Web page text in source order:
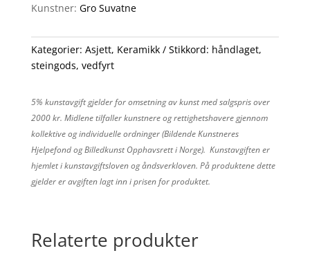
Kunstner: Gro Suvatne
Kategorier: Asjett, Keramikk Stikkord: håndlaget,
steingods, vedfyrt
5% kunstavgift gjelder for omsetning av kunst med salgspris over
2000 kr. Midlene tilfaller kunstnere og rettighetshavere gjennom
kollektive og individuelle ordninger (Bildende Kunstneres
Hjelpefond og Billedkunst Opphavsrett i Norge). Kunstavgiften er
hjemlet i kunstavgiftsloven og åndsverkloven. På produktene dette
gjelder er avgiften lagt inn i prisen for produktet.
Relaterte produkter